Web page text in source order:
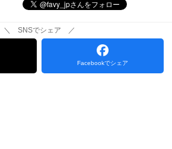
＼ SNSでシェア ／
Facebookでシェア